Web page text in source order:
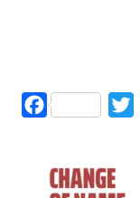
Facebook